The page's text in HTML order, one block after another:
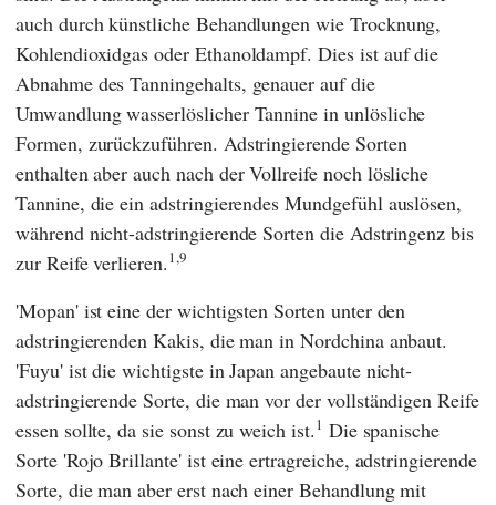
auch durch künstliche Behandlungen wie Trocknung,
Kohlendioxidgas oder Ethanoldampf. Dies ist auf die
Abnahme des Tanningehalts, genauer auf die
Umwandlung wasserlöslicher Tannine in unlösliche
Formen, zurückzuführen. Adstringierende Sorten
enthalten aber auch nach der Vollreife noch lösliche
Tannine, die ein adstringierendes Mundgefühl auslösen,
während nicht-adstringierende Sorten die Adstringenz bis
zur Reife verlieren.1,9
'Mopan' ist eine der wichtigsten Sorten unter den
adstringierenden Kakis, die man in Nordchina anbaut.
'Fuyu' ist die wichtigste in Japan angebaute nicht-
adstringierende Sorte, die man vor der vollständigen Reife
essen sollte, da sie sonst zu weich ist.1 Die spanische
Sorte 'Rojo Brillante' ist eine ertragreiche, adstringierende
Sorte, die man aber erst nach einer Behandlung mit